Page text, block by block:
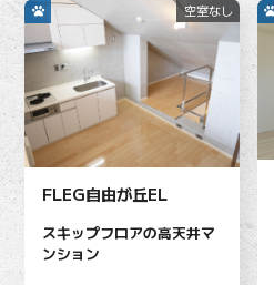
FLEG自由が丘EL
スキップフロアの高天井マ
ンション
空室なし